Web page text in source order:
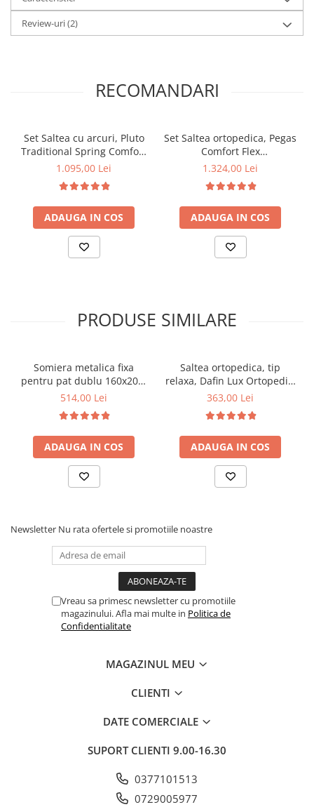
Review-uri(2)
RECOMANDARI
Set Saltea cu arcuri, Pluto
Traditional Spring Comfort
160x200x20cm, plasa de
detasabila tricot,
hipoalergenica, fermitate
mediu spre tare, Saltsib
plus pilota microfibra iarna,
matlasata, umplutura
poliester, 180x200cm
1.095,00 Lei
ADAUGA IN COS
Set Saltea ortopedica, Pegas
Comfort Flex
160x200x20cm, fermitate
poliuretanica, Saltsib plus
pilota vara, microfibra,
lavabila la 95°C
1.324,00 Lei
ADAUGA IN COS
PRODUSE SIMILARE
Somiera metalica fixa
pentru pat dublu 160x200,
6 picioare, 32 lamele lemn
saltea ferm, negru
514,00 Lei
ADAUGA IN COS
Saltea ortopedica, tip
relaxa, Dafin Lux Ortopedic,
90x200x21cm, fermitate
tip Bonell, fata vara-iarna,
sistem de aerisire cu
butoni, Salt Confort
363,00 Lei
ADAUGA IN COS
Newsletter Nu rata ofertele si promotiile noastre
Vreau sa primesc newsletter cu promotiile
magazinului. Afla mai multe in Politica de
Confidentialitate
MAGAZINUL MEU
CLIENTI
DATE COMERCIALE
SUPORT CLIENTI 9.00-16.30
0377101513
0729005977